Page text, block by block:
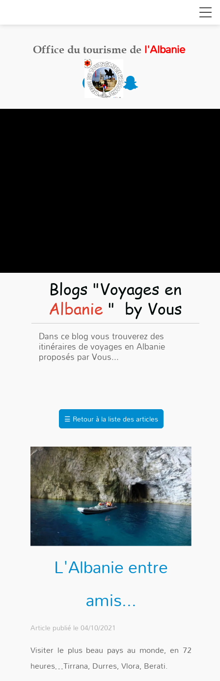
Office du tourisme de l'Albanie
Blogs "Voyages en
Albanie " by Vous
Dans ce blog vous trouverez des
itinéraires de voyages en Albanie
proposés par Vous...
☰ Retour à la liste des articles
L'Albanie entre
amis...
Article publié le 04/10/2021
Visiter le plus beau pays au monde, en 72
heures…Tirrana, Durres, Vlora, Berati.